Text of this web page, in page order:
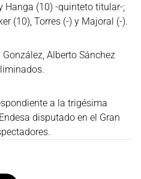
Hanga (10) -quinteto titular-;
(10), Torres (-) y Majoral (-).
Alberto Sánchez
a la trigésima
disputado en el Gran